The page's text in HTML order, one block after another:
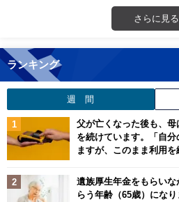
さらに見る
ランキング
週 間
父が亡くなった後も、
を続けています。「自
ますが、このまま利用
遺族厚生年金をもらい
らう年齢（65歳）にな